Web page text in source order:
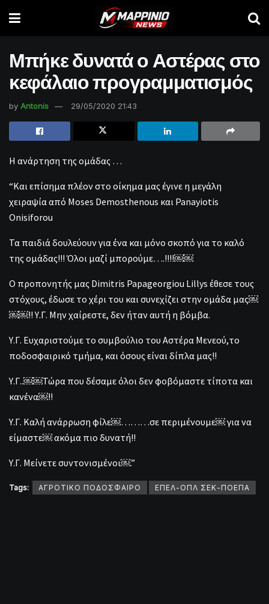
Μπήκε δυνατά ο Αστέρας στο
κεφάλαιο προγραμματισμός
by Antonis 29/05/2020 21:43
Η ανάρτηση της ομάδας …
“Και επίσημα πλέον στο οίκημα μας έγινε η μεγάλη
χειραψία από Moses Demosthenous και Panayiotis
Onisiforou
Τα παιδιά δουλεύουν για ένα και μόνο σκοπό για το καλό
της ομάδας!!! Όλοι μαζί μπορούμε….!!!!￼￼
Ο προπονητής μας Dimitris Papageorgiou Lillys έθεσε τους
στόχους, έδωσε το χέρι του και συνεχίζει στην ομάδα μας￼
￼￼!! Υ.Γ. Μην χαίρεστε, δεν ήταν αυτή η βόμβα.
Υ.Γ. Ευχαριστούμε το συμβούλιο του Αστέρα Μενεού,το
ποδοσφαιρικό τμήμα, και όσους είναι δίπλα μας!!
Υ.Γ..￼￼Τώρα που δέσαμε όλοι δεν φοβόμαστε τίποτα και
κανένα￼!!
Υ.Γ. Καλή ανάρρωση φίλε￼………σε περιμένουμε￼ για να
είμαστε￼ ακόμα πιο δυνατή!!
Υ.Γ. Μείνετε συντονισμένοι￼.”
Tags: ΑΓΡΟΤΙΚΟ ΠΟΔΟΣΦΑΙΡΟ ΕΠΕΛ-ΟΠΛ ΣΕΚ-ΠΟΕΠΑ